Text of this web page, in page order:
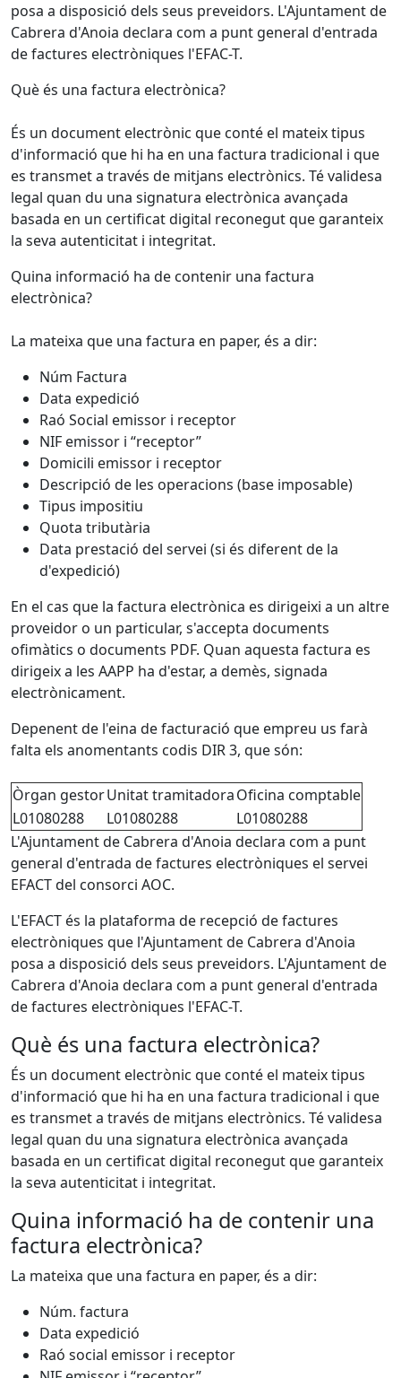
posa a disposició dels seus preveidors. L'Ajuntament de
Cabrera d'Anoia declara com a punt general d'entrada
de factures electròniques l'EFAC-T.
Què és una factura electrònica?
És un document electrònic que conté el mateix tipus
d'informació que hi ha en una factura tradicional i que
es transmet a través de mitjans electrònics. Té validesa
legal quan du una signatura electrònica avançada
basada en un certificat digital reconegut que garanteix
la seva autenticitat i integritat.
Quina informació ha de contenir una factura
electrònica?
La mateixa que una factura en paper, és a dir:
Núm Factura
Data expedició
Raó Social emissor i receptor
NIF emissor i “receptor”
Domicili emissor i receptor
Descripció de les operacions (base imposable)
Tipus impositiu
Quota tributària
Data prestació del servei (si és diferent de la
d'expedició)
En el cas que la factura electrònica es dirigeixi a un altre
proveidor o un particular, s'accepta documents
ofimàtics o documents PDF. Quan aquesta factura es
dirigeix a les AAPP ha d'estar, a demès, signada
electrònicament.
Depenent de l'eina de facturació que empreu us farà
falta els anomentants codis DIR 3, que són:
Òrgan gestorUnitat tramitadoraOficina comptable
L01080288
L01080288
L01080288
L'Ajuntament de Cabrera d'Anoia declara com a punt
general d'entrada de factures electròniques el servei
EFACT del consorci AOC.
L'EFACT és la plataforma de recepció de factures
electròniques que l'Ajuntament de Cabrera d'Anoia
posa a disposició dels seus preveidors. L'Ajuntament de
Cabrera d'Anoia declara com a punt general d'entrada
de factures electròniques l'EFAC-T.
Què és una factura electrònica?
És un document electrònic que conté el mateix tipus
d'informació que hi ha en una factura tradicional i que
es transmet a través de mitjans electrònics. Té validesa
legal quan du una signatura electrònica avançada
basada en un certificat digital reconegut que garanteix
la seva autenticitat i integritat.
Quina informació ha de contenir una
factura electrònica?
La mateixa que una factura en paper, és a dir:
Núm. factura
Data expedició
Raó social emissor i receptor